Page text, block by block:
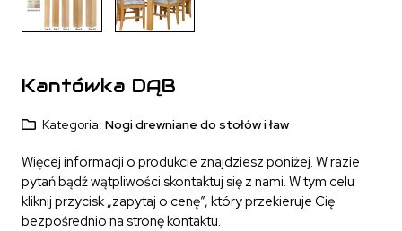
Kantówka DĄB
Kategoria: Nogi drewniane do stołów i ław
Więcej informacji o produkcie znajdziesz poniżej. W razie
pytań bądź wątpliwości skontaktuj się z nami. W tym celu
kliknij przycisk „zapytaj o cenę”, który przekieruje Cię
bezpośrednio na stronę kontaktu.